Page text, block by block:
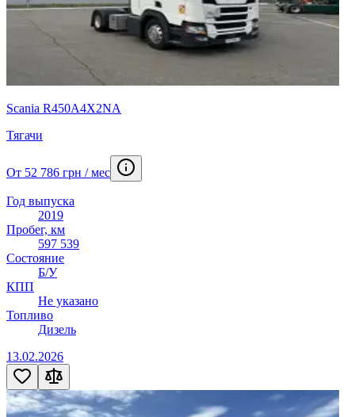
Scania R450A4X2NA
Тягачи
От 52 786 грн / мес
Год выпуска
2019
Пробег, км
597 539
Состояние
Б/У
КПП
Не указано
Топливо
Дизель
13.02.2026